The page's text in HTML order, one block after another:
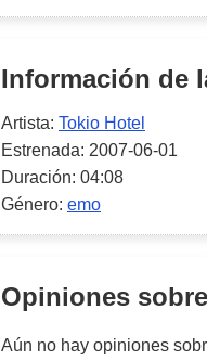
Información de
Artista: Tokio Hotel
Estrenada: 2007-06-01
Duración: 04:08
Género: emo
Opiniones
Aún no hay opiniones